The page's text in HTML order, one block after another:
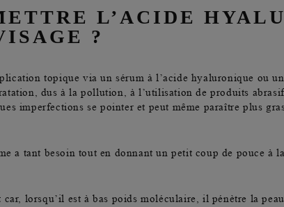
L’ACIDE
?
topique via unsérum à l’acide hyaluronique ou
dus à la pollution, à l’utilisation de produits
imperfections se pointer et peut même paraître plus
a tant besoin tout en donnant un petit coup de pouce à
car, lorsqu’il est à bas poids moléculaire, il pénètre la